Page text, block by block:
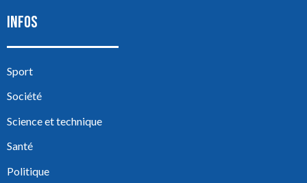
INFOS
Sport
Société
Science et technique
Santé
Politique